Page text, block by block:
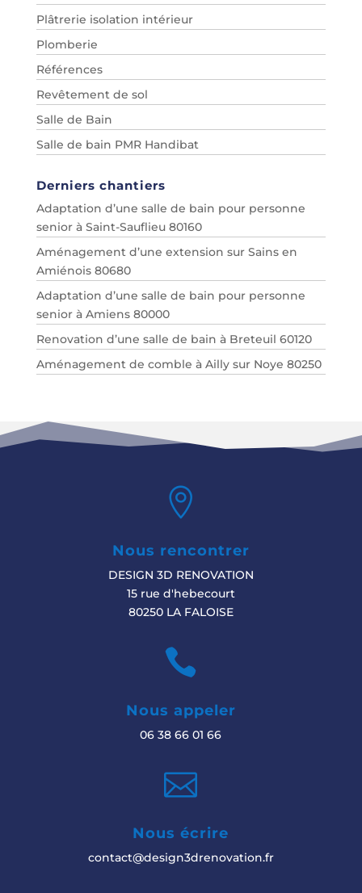
Plâtrerie isolation intérieur
Plomberie
Références
Revêtement de sol
Salle de Bain
Salle de bain PMR Handibat
Derniers chantiers
Adaptation d’une salle de bain pour personne
senior à Saint-Sauflieu 80160
Aménagement d’une extension sur Sains en
Amiénois 80680
Adaptation d’une salle de bain pour personne
senior à Amiens 80000
Renovation d’une salle de bain à Breteuil 60120
Aménagement de comble à Ailly sur Noye 80250

Nous rencontrer
DESIGN 3D RENOVATION
15 rue d'hebecourt
80250 LA FALOISE

Nous appeler
06 38 66 01 66

Nous écrire
contact@design3drenovation.fr